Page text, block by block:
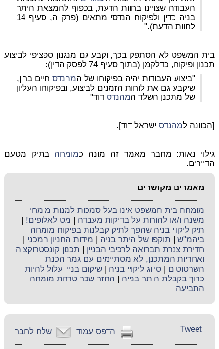
העבודה שצויינו בחוות הדעת, בכפוף להמצאת היתר
בניה כדין ולפיקוח הנדסי מתאים (פרק ה, סעיף 14
לחוות הדעת)."
בית המשפט לא הסתפק בכך, וקבע גם מנגנון ספציפי לביצוע
תכנון ופיקוח, כדלקמן (בתוך סעיף 74 לפסק הדין):
"ביצוע העבודות יהיה בפיקוחו של המהנדס חיים ברון,
שיקבע גם את לוחות הזמנים לביצוע, ובפיקוחו העליון
של מתכנן השלד המהנדסדוד"
[הכוונה למהנדסישראל דוד].
גילוי נאות: מחבר מאמר זה מונה כמומחה בתיק מטעם
הדיירים.
מאמרים מקושרים
מומחה בית המשפט אינו בעל סמכות למנות מומחי
משנה ו/או להורות על בדיקות מעבדה
מט לאלופים!
תיק ליקויי בניה שהפך לתיק קבלנות בפיקוח מומחה
ביהמ"ש
תוקפו של היתר בניה מידות החניון המכני
חדירת צנרת תברואה לרכיבי הבניין
תכנון קונסטרוקציה
ואחריות המתכנן, לא מסתיימים עם גמר הכנת
השרטוטים |סיווג ליקויי בניה |שיקום בניין עלול להיות
כרוך בקבלת היתר בנייה
החזר שכר טרחת מומחה
התביעה
שלח לחבר הדפס עמוד Tweet